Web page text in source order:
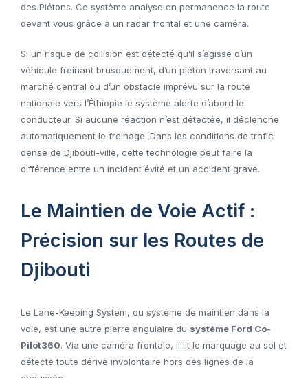
des Piétons. Ce système analyse en permanence la route
devant vous grâce à un radar frontal et une caméra.
Si un risque de collision est détecté qu’il s’agisse d’un
véhicule freinant brusquement, d’un piéton traversant au
marché central ou d’un obstacle imprévu sur la route
nationale vers l’Éthiopie le système alerte d’abord le
conducteur. Si aucune réaction n’est détectée, il déclenche
automatiquement le freinage. Dans les conditions de trafic
dense de Djibouti-ville, cette technologie peut faire la
différence entre un incident évité et un accident grave.
Le Maintien de Voie Actif :
Précision sur les Routes de
Djibouti
Le Lane-Keeping System, ou système de maintien dans la
voie, est une autre pierre angulaire du système Ford Co-
Pilot360. Via une caméra frontale, il lit le marquage au sol et
détecte toute dérive involontaire hors des lignes de la